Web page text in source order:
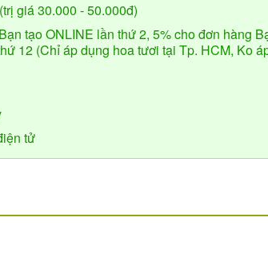
giá 30.000 - 50.000đ)
tạo ONLINE lần thứ 2, 5% cho đơn hàng
12 (Chỉ áp dụng hoa tươi tại Tp. HCM, Ko
tử